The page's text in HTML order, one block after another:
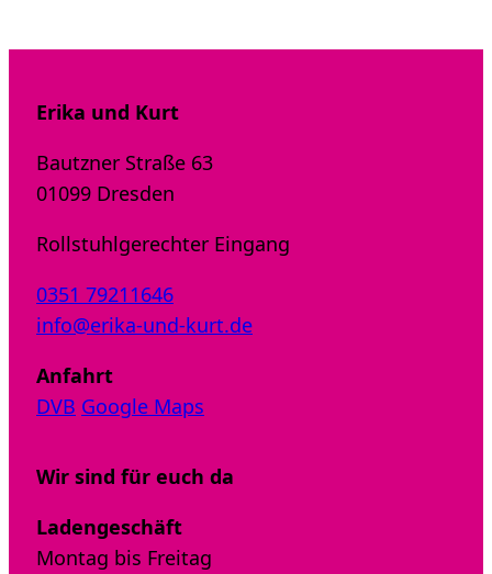
Erika und Kurt
Bautzner Straße 63
01099 Dresden
Rollstuhlgerechter Eingang
0351 79211646
info@erika-und-kurt.de
Anfahrt
DVB Google Maps
Wir sind für euch da
Ladengeschäft
Montag bis Freitag